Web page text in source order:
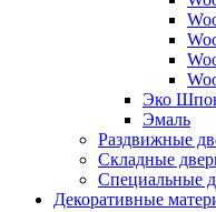
Эко
Эмаль
Раздвижные
Складные
Специальные
Декоративные